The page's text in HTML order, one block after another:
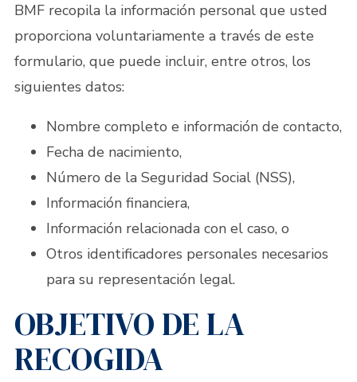
BMF recopila la información personal que usted
proporciona voluntariamente a través de este
formulario, que puede incluir, entre otros, los
siguientes datos:
Nombre completo e información de contacto,
Fecha de nacimiento,
Número de la Seguridad Social (NSS),
Información financiera,
Información relacionada con el caso, o
Otros identificadores personales necesarios
para su representación legal.
OBJETIVO DE LA
RECOGIDA